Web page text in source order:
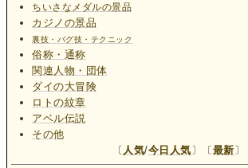
ちいさなメダルの景品
カジノの景品
裏技・バグ技・テクニック
俗称・通称
関連人物・団体
ダイの大冒険
ロトの紋章
アベル伝説
その他
〔 人気/今日人気 〕〔 最新 〕